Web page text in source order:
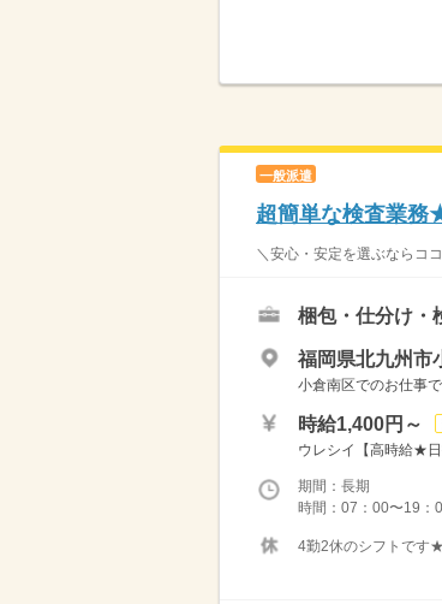
一般派遣
超簡単な検査業務
＼安心・安定を選ぶならコ
梱包・仕分け・
福岡県北九州市
小倉南区でのお仕事
時給1,400円～
ウレシイ【高時給★
期間：長期
時間：07：00〜19
4勤2休のシフトです